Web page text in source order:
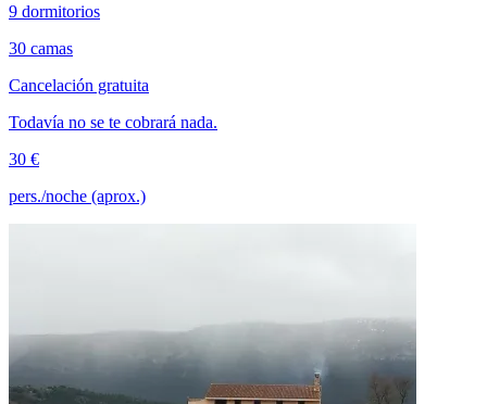
9 dormitorios
30 camas
Cancelación gratuita
Todavía no se te cobrará nada.
30 €
pers./noche (aprox.)